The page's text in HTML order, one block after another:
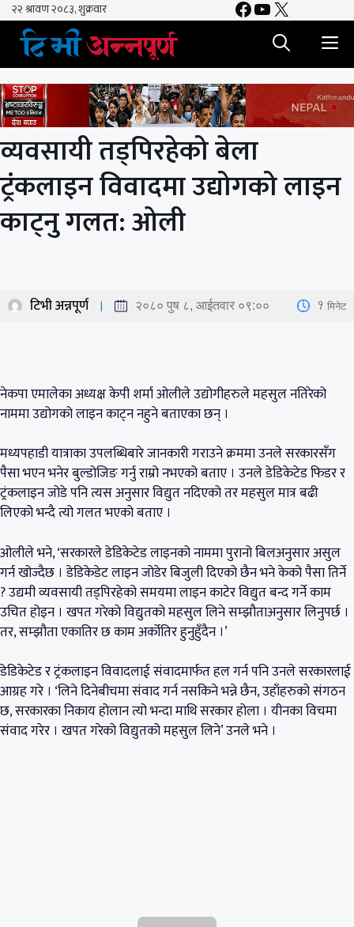
Skip
content
Facebook
YouTube
X
व्यवसायी तड्पिरहेको बेला
ट्रंकलाइन विवादमा उद्योगको लाइन
काट्नु गलत: ओली
टिभी अन्नपूर्ण २०८० पुष ८, आईतवार ०९:०० 1 मिनेट
नेकपा एमालेका अध्यक्ष केपी शर्मा ओलीले उद्योगीहरुले महसुल नतिरेको
नाममा उद्योगको लाइन काट्न नहुने बताएका छन् ।
मध्यपहाडी यात्राका उपलब्धिबारे जानकारी गराउने क्रममा उनले सरकारसँग
पैसा भएन भनेर बुल्डोजिङ गर्नु राम्रो नभएको बताए । उनले डेडिकेटेड फिडर र
ट्रंकलाइन जोडे पनि त्यस अनुसार विद्युत नदिएको तर महसुल मात्र बढी
लिएको भन्दै त्यो गलत भएको बताए ।
ओलीले भने, ‘सरकारले डेडिकेटेड लाइनको नाममा पुरानो बिलअनुसार असुल
गर्न खोज्दैछ । डेडिकेडेट लाइन जोडेर बिजुली दिएको छैन भने केको पैसा तिर्ने
? उद्यमी व्यवसायी तड्पिरहेको समयमा लाइन काटेर विद्युत बन्द गर्ने काम
उचित होइन । खपत गरेको विद्युतको महसुल लिने सम्झौताअनुसार लिनुपर्छ ।
तर, सम्झौता एकातिर छ काम अर्कोतिर हुनुहुँदैन ।’
डेडिकेटेड र ट्रंकलाइन विवादलाई संवादमार्फत हल गर्न पनि उनले सरकारलाई
आग्रह गरे । ‘लिने दिनेबीचमा संवाद गर्न नसकिने भन्ने छैन, उहाँहरुको संगठन
छ, सरकारका निकाय होलान त्यो भन्दा माथि सरकार होला । यीनका विचमा
संवाद गरेर । खपत गरेको विद्युतको महसुल लिने’ उनले भने ।